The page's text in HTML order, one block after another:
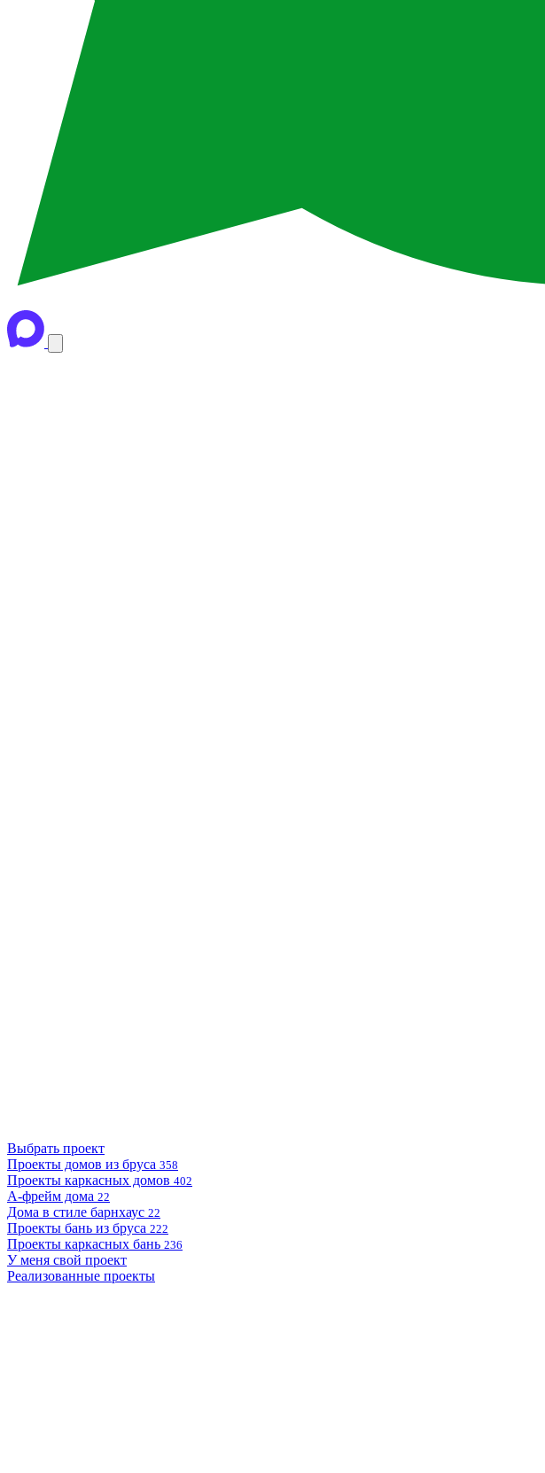
Выбрать проект
Проекты домов из бруса 358
Проекты каркасных домов 402
А-фрейм дома 22
Дома в стиле барнхаус 22
Проекты бань из бруса 222
Проекты каркасных бань 236
У меня свой проект
Реализованные проекты